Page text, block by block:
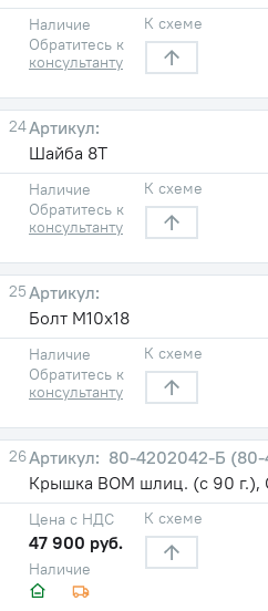
Наличие
Обратитесь к
консультанту
К схеме
24
Шайба 8Т
Наличие
Обратитесь к
консультанту
К схеме
25
Болт М10х18
Наличие
Обратитесь к
консультанту
К схеме
26
80-4202042-Б
Крышка ВОМ шлиц. (с 90
Наличие
Цена с НДС
47 900 руб.
К схеме